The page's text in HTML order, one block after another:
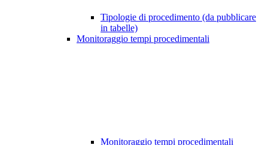
Tipologie di procedimento (da pubblicare
in tabelle)
Monitoraggio tempi procedimentali
Monitoraggio tempi procedimentali